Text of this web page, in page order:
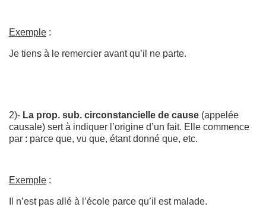
Exemple :
Je tiens à le remercier avant qu’il ne parte.
2)- La prop. sub. circonstancielle de cause (appelée
causale) sert à indiquer l’origine d’un fait. Elle commence
par : parce que, vu que, étant donné que, etc.
Exemple :
Il n’est pas allé à l’école parce qu’il est malade.